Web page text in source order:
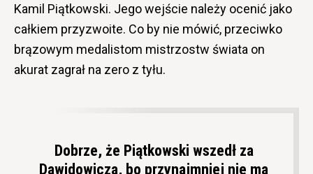
Kamil Piątkowski. Jego wejście należy ocenić jako
całkiem przyzwoite. Co by nie mówić, przeciwko
brązowym medalistom mistrzostw świata on
akurat zagrał na zero z tyłu.
Dobrze, że Piątkowski wszedł za
Dawidowicza, bo przynajmniej nie ma